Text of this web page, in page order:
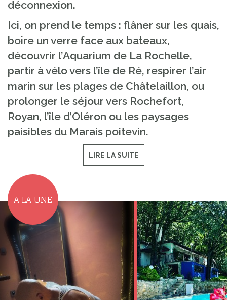
déconnexion.
Ici, on prend le temps : flâner sur les quais,
boire un verre face aux bateaux,
découvrir l’Aquarium de La Rochelle,
partir à vélo vers l’île de Ré, respirer l’air
marin sur les plages de Châtelaillon, ou
prolonger le séjour vers Rochefort,
Royan, l’île d’Oléron ou les paysages
paisibles du Marais poitevin.
LIRE LA SUITE
A LA UNE